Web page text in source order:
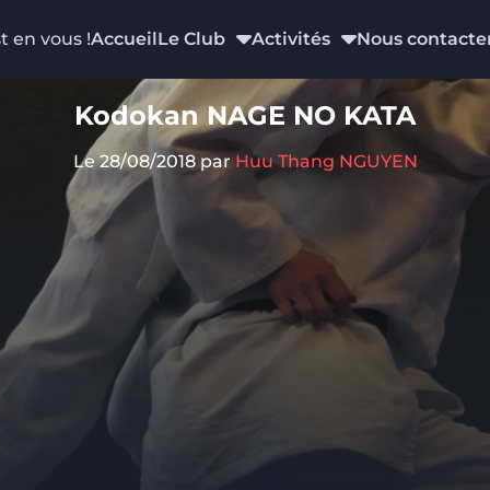
en vous !AccueilLe Club Activités Nous
Kodokan NAGE NO KATA
Le 28/08/2018parHuu Thang NGUYEN